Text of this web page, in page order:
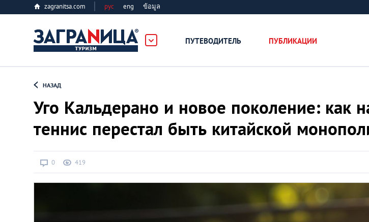
zagranitsa.com рус eng ข้อมูล
ПУТЕВОДИТЕЛЬ ПУБЛИКАЦИИ
Алматы
НАЗАД
Уго Кальдерано и новое поколение: как
теннис перестал быть китайской
0 419